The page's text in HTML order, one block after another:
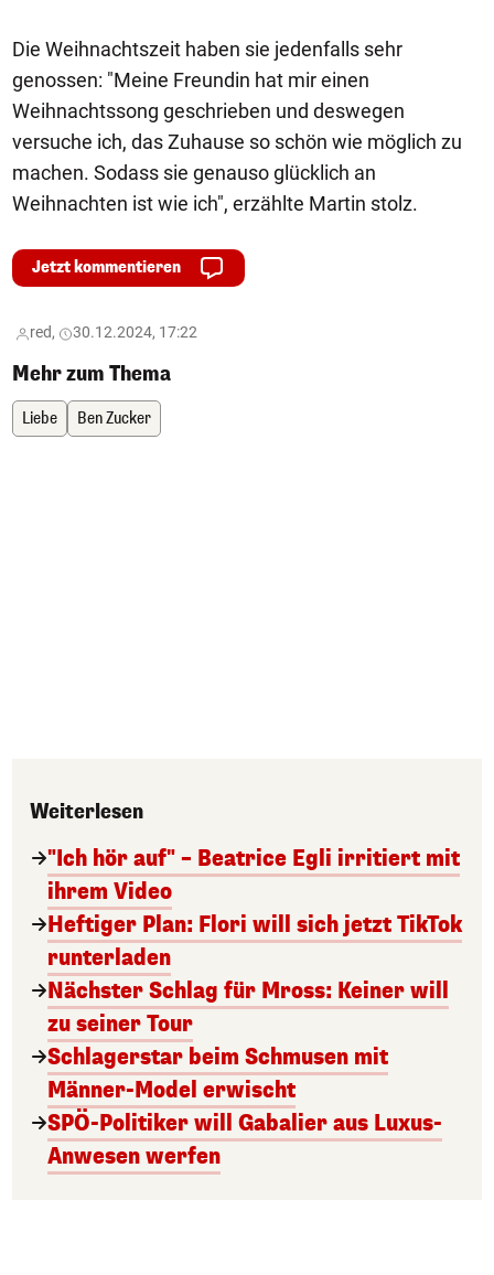
Die Weihnachtszeit haben sie jedenfalls sehr
genossen: "Meine Freundin hat mir einen
Weihnachtssong geschrieben und deswegen
versuche ich, das Zuhause so schön wie möglich zu
machen. Sodass sie genauso glücklich an
Weihnachten ist wie ich", erzählte Martin stolz.
Jetzt kommentieren
red, 30.12.2024, 17:22
Mehr zum Thema
Liebe Ben Zucker
Weiterlesen
"Ich hör auf" – Beatrice Egli irritiert mit
ihrem Video
Heftiger Plan: Flori will sich jetzt TikTok
runterladen
Nächster Schlag für Mross: Keiner will
zu seiner Tour
Schlagerstar beim Schmusen mit
Männer-Model erwischt
SPÖ-Politiker will Gabalier aus Luxus-
Anwesen werfen